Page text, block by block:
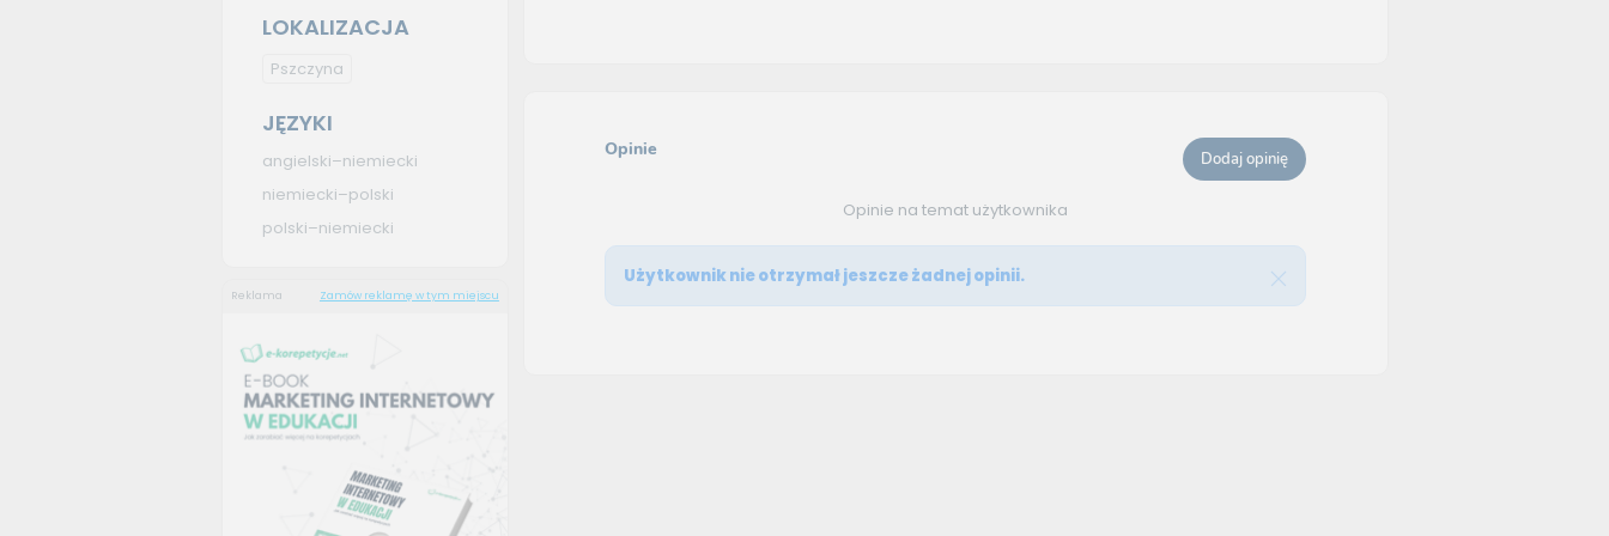
LOKALIZACJA
Pszczyna
JĘZYKI
angielski–niemiecki
niemiecki–polski
polski–niemiecki
Reklama Zamów reklamę w tym miejscu
Opinie Dodaj opinię
Opinie na temat użytkownika
Użytkownik nie otrzymał jeszcze żadnej opinii.